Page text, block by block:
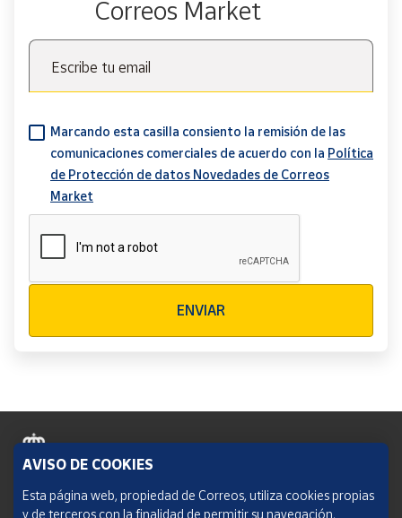
Correos Market
Escribe tu email
Marcando esta casilla consiento la remisión de las
comunicaciones comerciales de acuerdo con la Política
de Protección de datos Novedades de Correos
Market
ENVIAR
Política de cookies
AVISO DE COOKIES
Esta página web, propiedad de Correos, utiliza cookies propias
y de terceros con la finalidad de permitir su navegación,